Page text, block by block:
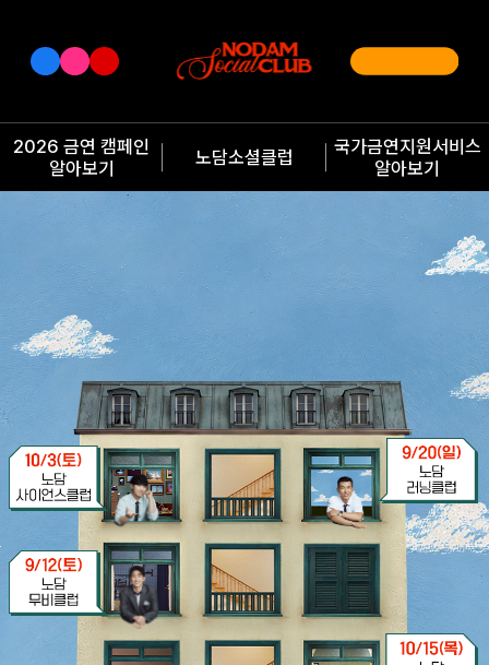
2026 금연 캠페인
알아보기
노담소셜클럽
국가금연지원서비스
알아보기